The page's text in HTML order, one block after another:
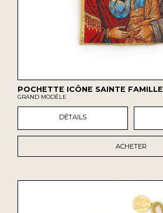
POCHETTE ICÔNE SAINTE FAMILLE
GRAND MODÈLE
DÉTAILS
ACHETER